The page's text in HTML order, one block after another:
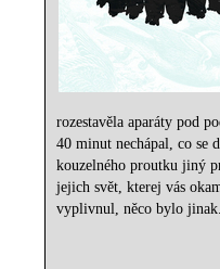
rozestavěla aparáty pod
40 minut nechápal, co se
kouzelného proutku jiný
jejich svět, kterej vás
vyplivnul, něco bylo jinak.